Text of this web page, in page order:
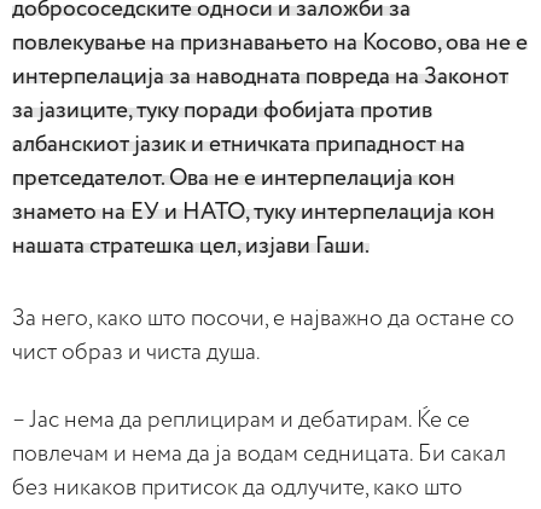
добрососедските односи и заложби за
повлекување на признавањето на Косово, ова не е
интерпелација за наводната повреда на Законот
за јазиците, туку поради фобијата против
албанскиот јазик и етничката припадност на
претседателот. Ова не е интерпелација кон
знамето на ЕУ и НАТО, туку интерпелација кон
нашата стратешка цел, изјави Гаши.
За него, како што посочи, е најважно да остане со
чист образ и чиста душа.
– Јас нема да реплицирам и дебатирам. Ќе се
повлечам и нема да ја водам седницата. Би сакал
без никаков притисок да одлучите, како што